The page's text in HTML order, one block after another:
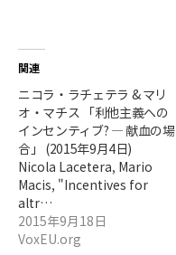
関連
ニコラ・ラチェテラ & マリ
オ・マチス 「利他主義への
インセンティブ? — 献血の場
合」 (2015年9月4日)
Nicola Lacetera, Mario
Macis, "Incentives for
altr…
2015年9月18日
VoxEU.org